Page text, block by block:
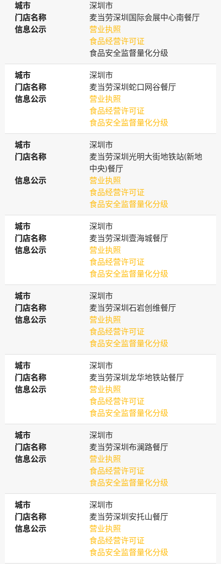
城市
城市
深圳市
门店名称
门店名称
麦当劳深圳国际会展中心南餐厅
信息公示
信息公示
营业执照
食品经营许可证
食品安全监督量化分级
城市
城市
深圳市
门店名称
门店名称
麦当劳深圳蛇口网谷餐厅
信息公示
信息公示
营业执照
食品经营许可证
食品安全监督量化分级
城市
城市
深圳市
门店名称
门店名称
麦当劳深圳光明大街地铁站(新地
中央)餐厅
信息公示
信息公示
营业执照
食品经营许可证
食品安全监督量化分级
城市
城市
深圳市
门店名称
门店名称
麦当劳深圳壹海城餐厅
信息公示
信息公示
营业执照
食品经营许可证
食品安全监督量化分级
城市
城市
深圳市
门店名称
门店名称
麦当劳深圳石岩创维餐厅
信息公示
信息公示
营业执照
食品经营许可证
食品安全监督量化分级
城市
城市
深圳市
门店名称
门店名称
麦当劳深圳龙华地铁站餐厅
信息公示
信息公示
营业执照
食品经营许可证
食品安全监督量化分级
城市
城市
深圳市
门店名称
门店名称
麦当劳深圳布澜路餐厅
信息公示
信息公示
营业执照
食品经营许可证
食品安全监督量化分级
城市
城市
深圳市
门店名称
门店名称
麦当劳深圳安托山餐厅
信息公示
信息公示
营业执照
食品经营许可证
食品安全监督量化分级